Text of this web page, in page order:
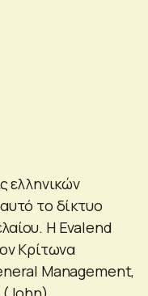
ελληνικών
το δίκτυο
Η Evalend
Κρίτωνα
Management,